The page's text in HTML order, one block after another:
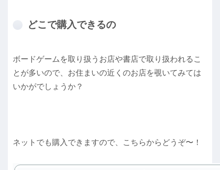
どこで購入できるの
ボードゲームを取り扱うお店や書店で取り扱われるこ
とが多いので、お住まいの近くのお店を覗いてみては
いかがでしょうか？
ネットでも購入できますので、こちらからどうぞ〜！